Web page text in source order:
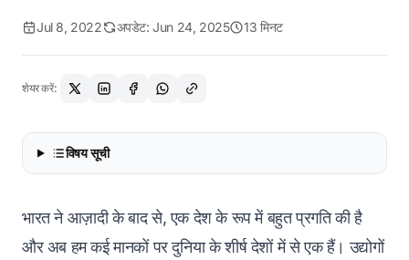
Jul 8, 2022 अपडेट: Jun 24, 2025 13 मिनट
शेयर करें:
विषय सूची
भारत ने आज़ादी के बाद से, एक देश के रूप में बहुत प्रगति की है
और अब हम कई मानकों पर दुनिया के शीर्ष देशों में से एक हैं। उद्योगों